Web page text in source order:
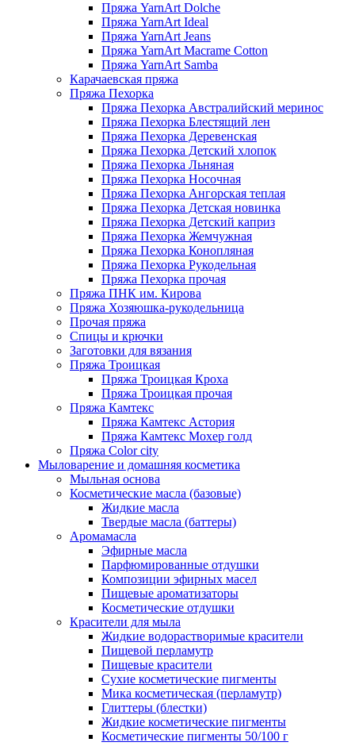
Пряжа YarnArt Dolche
Пряжа YarnArt Ideal
Пряжа YarnArt Jeans
Пряжа YarnArt Macrame Cotton
Пряжа YarnArt Samba
Карачаевская пряжа
Пряжа Пехорка
Пряжа Пехорка Австралийский меринос
Пряжа Пехорка Блестящий лен
Пряжа Пехорка Деревенская
Пряжа Пехорка Детский хлопок
Пряжа Пехорка Льняная
Пряжа Пехорка Носочная
Пряжа Пехорка Ангорская теплая
Пряжа Пехорка Детская новинка
Пряжа Пехорка Детский каприз
Пряжа Пехорка Жемчужная
Пряжа Пехорка Конопляная
Пряжа Пехорка Рукодельная
Пряжа Пехорка прочая
Пряжа ПНК им. Кирова
Пряжа Хозяюшка-рукодельница
Прочая пряжа
Спицы и крючки
Заготовки для вязания
Пряжа Троицкая
Пряжа Троицкая Кроха
Пряжа Троицкая прочая
Пряжа Камтекс
Пряжа Камтекс Астория
Пряжа Камтекс Мохер голд
Пряжа Color city
Мыловарение и домашняя косметика
Мыльная основа
Косметические масла (базовые)
Жидкие масла
Твердые масла (баттеры)
Аромамасла
Эфирные масла
Парфюмированные отдушки
Композиции эфирных масел
Пищевые ароматизаторы
Косметические отдушки
Красители для мыла
Жидкие водорастворимые красители
Пищевой перламутр
Пищевые красители
Сухие косметические пигменты
Мика косметическая (перламутр)
Глиттеры (блестки)
Жидкие косметические пигменты
Косметические пигменты 50/100 г